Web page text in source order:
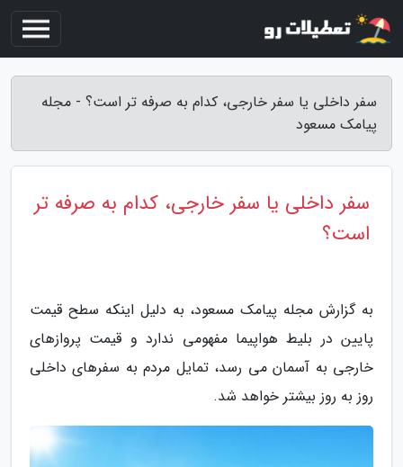
سفر داخلی یا سفر خارجی، کدام به صرفه تر است؟ - مجله
پیامک مسعود
سفر داخلی یا سفر خارجی، کدام به صرفه تر
است؟
به گزارش مجله پیامک مسعود، به دلیل اینکه سطح قیمت
پایین در بلیط هواپیما مفهومی ندارد و قیمت پروازهای
خارجی به آسمان می رسد، تمایل مردم به سفرهای داخلی
روز به روز بیشتر خواهد شد.